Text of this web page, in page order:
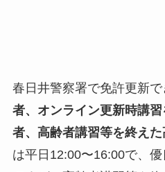
春日井警察署で免許更新で
者、オンライン更新時講
者、高齢者講習等を終え
は平日12:00〜16:00で、